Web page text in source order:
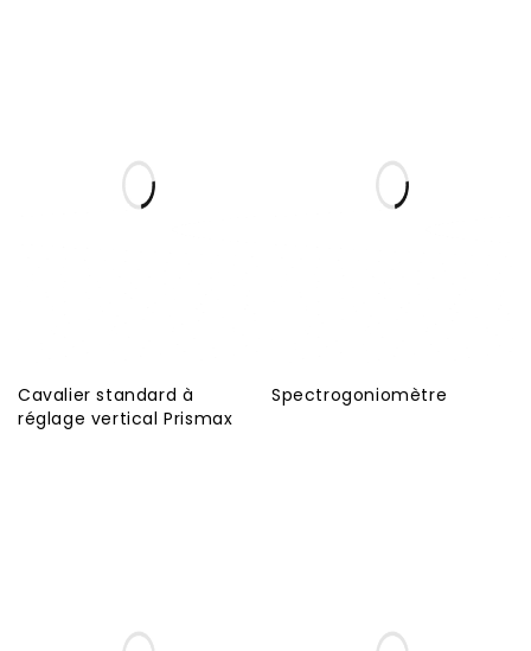
Cavalier standard à
réglage vertical Prismax
Spectrogoniomètre